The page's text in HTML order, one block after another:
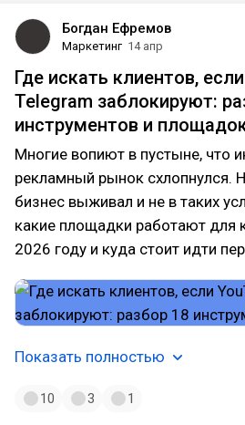
Богдан Ефремов
Маркетинг 14 апр
Где искать клиентов,
Telegram заблокируют:
инструментов и
Многие вопиют в пустыне, что
рекламный рынок схлопнулся.
бизнес выживал и не в таких
какие площадки работают для
2026 году и куда стоит идти
Показать полностью
10 3 1